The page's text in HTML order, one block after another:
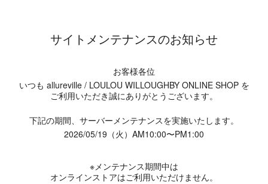
サイトメンテナンスのお知らせ
お客様各位
いつも allureville / LOULOU WILLOUGHBY ONLINE SHOP を
ご利用いただき誠にありがとうございます。
下記の期間、サーバーメンテナンスを実施いたします。
2026/05/19（火）AM10:00〜PM1:00
※メンテナンス期間中は
オンラインストアはご利用いただけません。